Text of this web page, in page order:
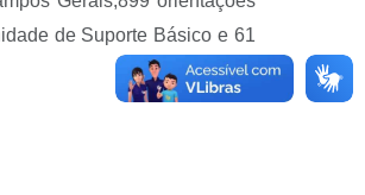
de Suporte Básico e 61